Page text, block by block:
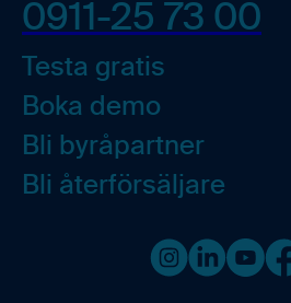
0911-25 73 00
Testa gratis
Boka demo
Bli byråpartner
Bli återförsäljare
Instagram
LinkedIn